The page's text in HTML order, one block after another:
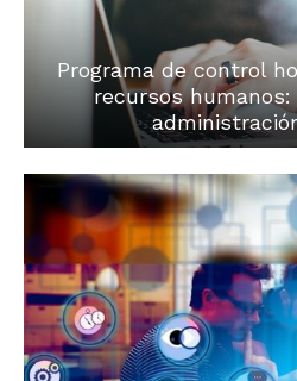
Programa de control
recursos